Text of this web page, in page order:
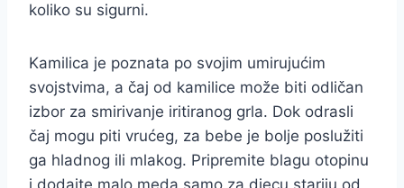
koliko su sigurni.
Kamilica je poznata po svojim umirujućim
svojstvima, a čaj od kamilice može biti odličan
izbor za smirivanje iritiranog grla. Dok odrasli
čaj mogu piti vrućeg, za bebe je bolje poslužiti
ga hladnog ili mlakog. Pripremite blagu otopinu
i dodajte malo meda samo za djecu stariju od